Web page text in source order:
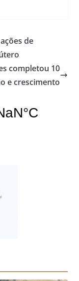
de
completou 10
e crescimento